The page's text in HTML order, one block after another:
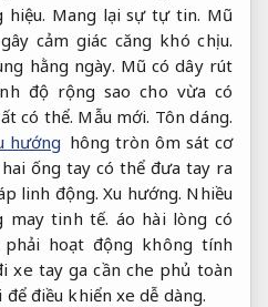
hiệu. Mang lại sự tự tin. Mũ
cảm giác căng khó chịu.
hằng ngày. Mũ có dây rút
độ rộng sao cho vừa có
có thể. Mẫu mới. Tôn dáng.
hướng hông tròn ôm sát cơ
hai ống tay có thể đưa tay ra
linh động.Xu hướng. Nhiều
may tinh tế. áo hài lòng có
hoạt động không tính
xe tay ga cần che phủ toàn
điều khiển xe dễ dàng.